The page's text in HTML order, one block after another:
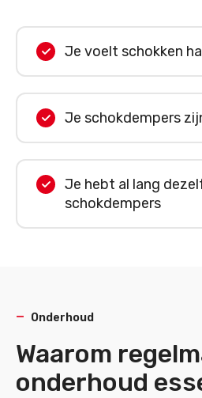
Je voelt schokken
Je schokdempers
Je hebt al lang
schokdempers
Onderhoud
Waarom
onderhoud